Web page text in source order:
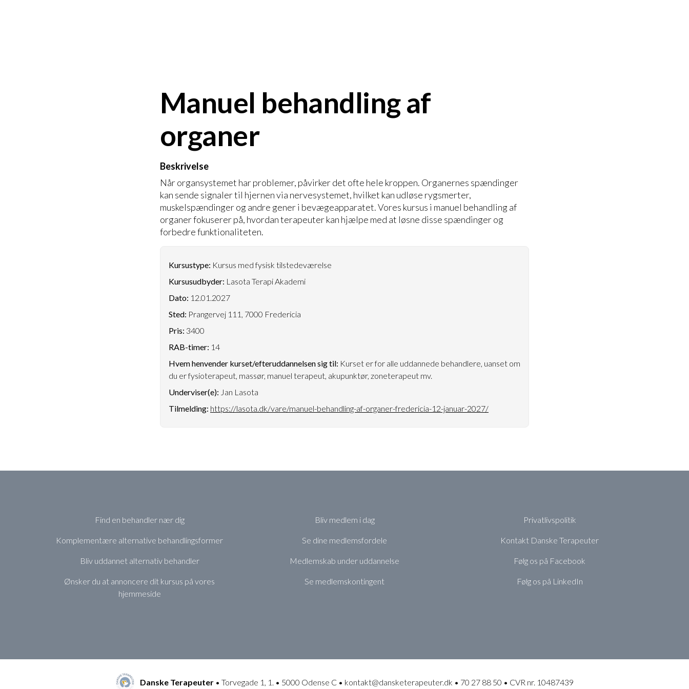
Manuel behandling af
organer
Beskrivelse
Når organsystemet har problemer, påvirker det ofte hele kroppen. Organernes spændinger
kan sende signaler til hjernen via nervesystemet, hvilket kan udløse rygsmerter,
muskelspændinger og andre gener i bevægeapparatet. Vores kursus i manuel behandling af
organer fokuserer på, hvordan terapeuter kan hjælpe med at løsne disse spændinger og
forbedre funktionaliteten.
Kursustype: Kursus med fysisk tilstedeværelse
Kursusudbyder: Lasota Terapi Akademi
Dato: 12.01.2027
Sted: Prangervej 111, 7000 Fredericia
Pris: 3400
RAB-timer: 14
Hvem henvender kurset/efteruddannelsen sig til: Kurset er for alle uddannede behandlere, uanset om
du er fysioterapeut, massør, manuel terapeut, akupunktør, zoneterapeut mv.
Underviser(e): Jan Lasota
Tilmelding: https://lasota.dk/vare/manuel-behandling-af-organer-fredericia-12-januar-2027/
Find en behandler nær dig
Komplementære alternative behandlingsformer
Bliv uddannet alternativ behandler
Ønsker du at annoncere dit kursus på vores
hjemmeside
Bliv medlem i dag
Se dine medlemsfordele
Medlemskab under uddannelse
Se medlemskontingent
Privatlivspolitik
Kontakt Danske Terapeuter
Følg os på Facebook
Følg os på LinkedIn
Danske Terapeuter • Torvegade 1, 1. • 5000 Odense C • kontakt@dansketerapeuter.dk • 70 27 88 50 • CVR nr. 10487439